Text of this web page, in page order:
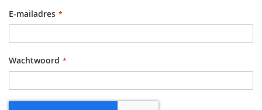
E-mailadres
Wachtwoord